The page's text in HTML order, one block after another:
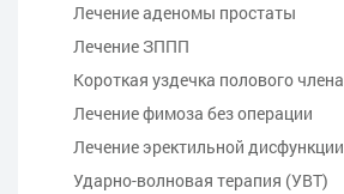
Лечение аденомы простаты
Лечение ЗППП
Kороткая уздечка полового члена
Лечение фимоза без операции
Лечение эректильной дисфункции
Ударно-волновая терапия (УВТ)